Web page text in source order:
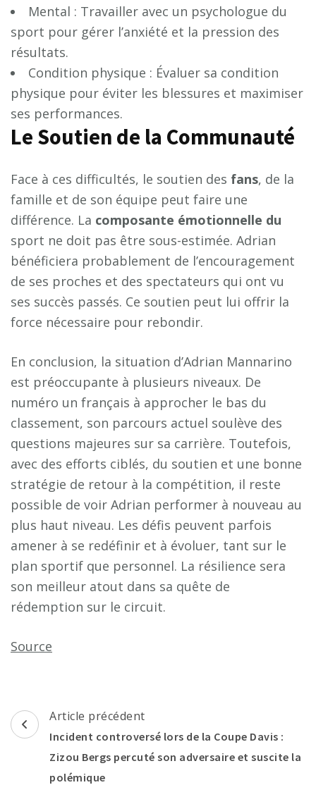
Mental : Travailler avec un psychologue du
sport pour gérer l’anxiété et la pression des
résultats.
Condition physique : Évaluer sa condition
physique pour éviter les blessures et maximiser
ses performances.
Le Soutien de la Communauté
Face à ces difficultés, le soutien des fans, de la
famille et de son équipe peut faire une
différence. La composante émotionnelle du
sport ne doit pas être sous-estimée. Adrian
bénéficiera probablement de l’encouragement
de ses proches et des spectateurs qui ont vu
ses succès passés. Ce soutien peut lui offrir la
force nécessaire pour rebondir.
En conclusion, la situation d’Adrian Mannarino
est préoccupante à plusieurs niveaux. De
numéro un français à approcher le bas du
classement, son parcours actuel soulève des
questions majeures sur sa carrière. Toutefois,
avec des efforts ciblés, du soutien et une bonne
stratégie de retour à la compétition, il reste
possible de voir Adrian performer à nouveau au
plus haut niveau. Les défis peuvent parfois
amener à se redéfinir et à évoluer, tant sur le
plan sportif que personnel. La résilience sera
son meilleur atout dans sa quête de
rédemption sur le circuit.
Source
Navigation
d'article
Article précédent
Incident controversé lors de la Coupe Davis :
Zizou Bergs percuté son adversaire et suscite la
polémique